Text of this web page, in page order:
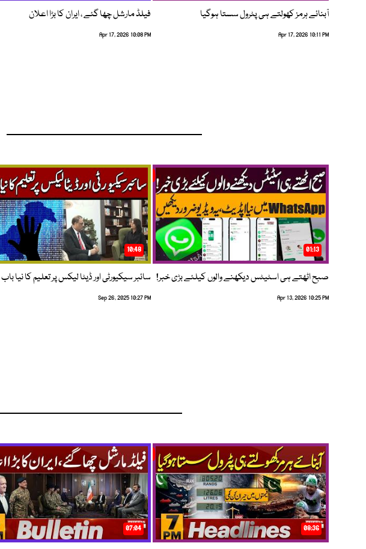
آبنائے ہرمز کھولتے ہی پٹرول سستا ہوگیا
Apr 17, 2026 10:11 PM
فیلڈ مارشل چھا گئے ، ایران کا بڑا اعلان
Apr 17, 2026 10:08 PM
01:13
صبح اٹھتے ہی اسٹیٹس دیکھنے والوں کیلئے بڑی خبر!
Apr 13, 2026 10:25 PM
10:48
سائبر سیکیورٹی اور ڈیٹا لیکس پر تعلیم کا نیا باب
Sep 26, 2025 10:27 PM
08:36
07:04